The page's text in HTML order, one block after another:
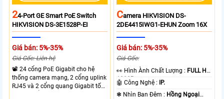
24-Port GE Smart PoE Switch
HIKVISION DS-3E1528P-EI
Giá bán: 5%-35%
Giá Gốc: Liên hệ
📽 24 cổng PoE Gigabit cho hệ
thống camera mạng, 2 cổng uplink
RJ45 và 2 cổng quang Gigabit tốc
CAmera HIKVISION DS-
2DE4415IWG1-EHUN Zoom 16X
Giá bán: 5%-35%
Giá Gốc:
️👀 Hình Ành Chất Lượng : FULL HD
1080P .
🤖️ Công Nghệ :
IP.
❃ Nhìn Ban Đêm : Hồng Ngoại